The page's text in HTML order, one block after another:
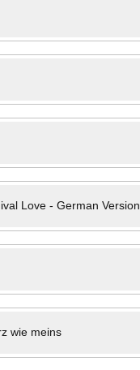
Love - German Version
wie meins